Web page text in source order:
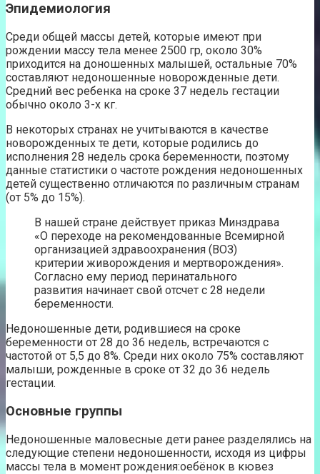
Эпидемиология
Среди общей массы детей, которые имеют при
рождении массу тела менее 2500 гр, около 30%
приходится на доношенных малышей, остальные 70%
составляют недоношенные новорожденные дети.
Средний вес ребенка на сроке 37 недель гестации
обычно около 3-х кг.
В некоторых странах не учитываются в качестве
новорожденных те дети, которые родились до
исполнения 28 недель срока беременности, поэтому
данные статистики о частоте рождения недоношенных
детей существенно отличаются по различным странам
(от 5% до 15%).
В нашей стране действует приказ Минздрава
«О переходе на рекомендованные Всемирной
организацией здравоохранения (ВОЗ)
критерии живорождения и мертворождения».
Согласно ему период перинатального
развития начинает свой отсчет с 28 недели
беременности.
Недоношенные дети, родившиеся на сроке
беременности от 28 до 36 недель, встречаются с
частотой от 5,5 до 8%. Среди них около 75% составляют
малыши, рожденные в сроке от 32 до 36 недель
гестации.
Основные группы
Недоношенные маловесные дети ранее разделялись на
следующие степени недоношенности, исходя из цифры
массы тела в момент рождения:оебёнок в кювез